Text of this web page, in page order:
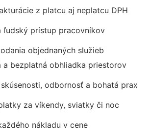
z platcu aj neplatcu DPH
ľudský prístup pracovníkov
objednaných služieb
a bezplatná obhliadka priestorov
odbornosť a bohatá prax
za víkendy, sviatky či noc
nákladu v cene